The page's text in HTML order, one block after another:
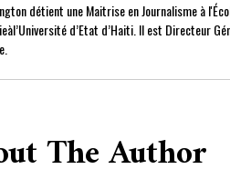
détient une Maitrise en Journalisme à
d’Etat d’Haiti. Il est Directeur
The Author